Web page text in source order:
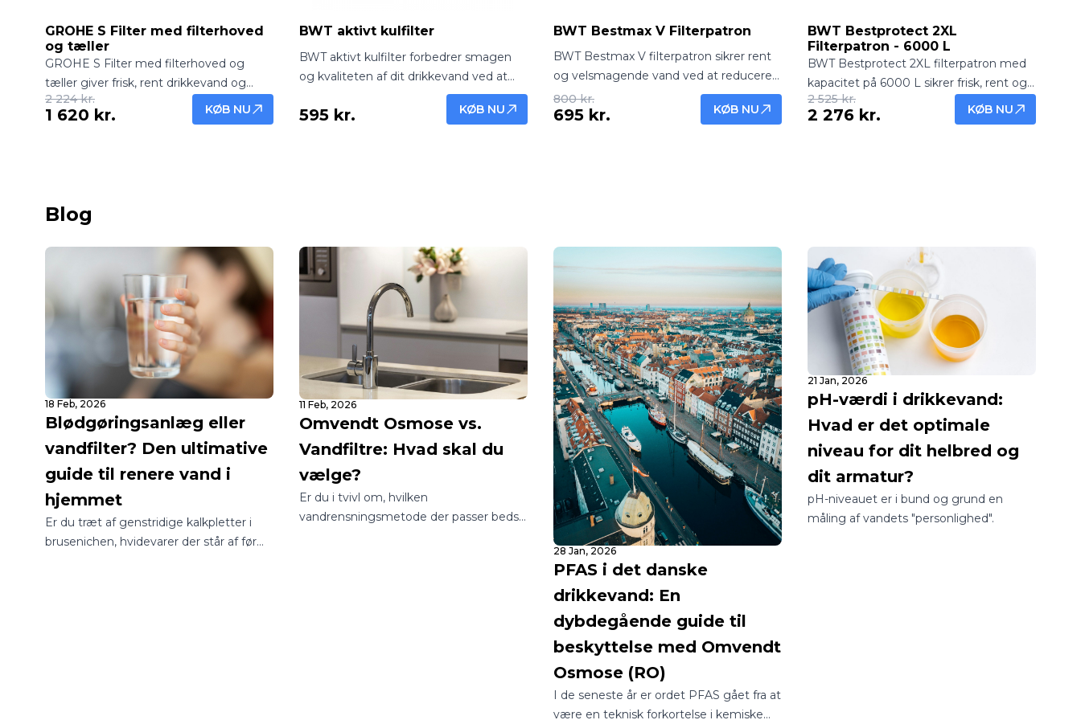
GROHE S Filter med filterhoved
og tæller
GROHE S Filter med filterhoved og
tæller giver frisk, rent drikkevand og
overvåger samtidig filterets brug. Nem
installation, effektiv filtrering og praktisk
2 224 kr.
1 620 kr. KØB NU
BWT aktivt kulfilter
BWT aktivt kulfilter forbedrer smagen
og kvaliteten af dit drikkevand ved at
fjerne klor, lugt og urenheder. Nem
installation og effektiv filtrering til frisk
595 kr. KØB NU
BWT Bestmax V Filterpatron
BWT Bestmax V filterpatron sikrer rent
og velsmagende vand ved at reducere
kalk, klor og urenheder. Ideel til
vandfiltreringssystemer for frisk vand
800 kr.
695 kr. KØB NU
BWT Bestprotect 2XL
Filterpatron - 6000 L
BWT Bestprotect 2XL filterpatron med
kapacitet på 6000 L sikrer frisk, rent og
kalkfrit drikkevand. Effektiv filtrering af
klor, kalk og urenheder til større
2 525 kr.
2 276 kr. KØB NU
Blog
18 Feb, 2026
Blødgøringsanlæg eller
vandfilter? Den ultimative
guide til renere vand i
hjemmet
Er du træt af genstridige kalkpletter i
brusenichen, hvidevarer der står af før
11 Feb, 2026
Omvendt Osmose vs.
Vandfiltre: Hvad skal du
vælge?
Er du i tvivl om, hvilken
vandrensningsmetode der passer bedst
28 Jan, 2026
PFAS i det danske
drikkevand: En
dybdegående guide til
beskyttelse med Omvendt
Osmose (RO)
I de seneste år er ordet PFAS gået fra at
være en teknisk forkortelse i kemiske
21 Jan, 2026
pH-værdi i drikkevand:
Hvad er det optimale
niveau for dit helbred og
dit armatur?
pH-niveauet er i bund og grund en
måling af vandets "personlighed".